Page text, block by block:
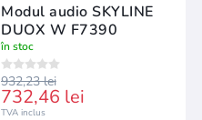
Modul audio SKYLINE
DUOX W F7390
în stoc
932,23 lei
732,46 lei
TVA inclus